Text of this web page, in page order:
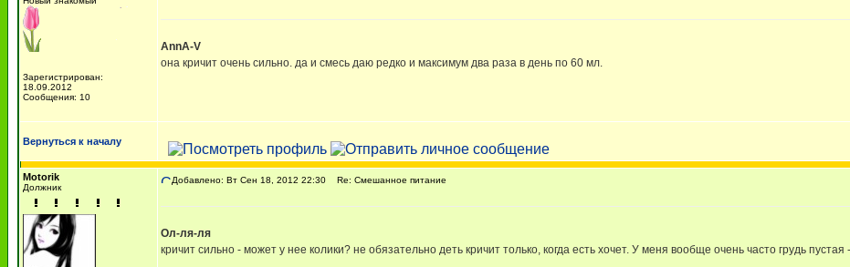
Зарегистрирован:
18.09.2012
Сообщения: 10
AnnA-V
она кричит очень сильно. да и смесь даю редко и максимум два раза в день по 60 мл.
Вернуться к началу
Motorik
Должник
Добавлено: Вт Сен 18, 2012 22:30 Re: Смешанное питание
Ол-ля-ля
кричит сильно - может у нее колики? не обязательно деть кричит только, когда есть хочет. У меня вообще очень часто грудь